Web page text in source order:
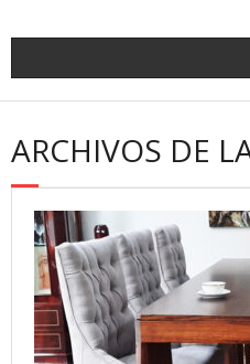
ARCHIVOS DE